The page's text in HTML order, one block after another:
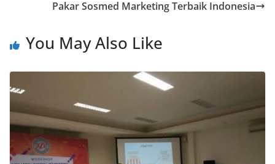
Pakar Sosmed Marketing Terbaik Indonesia
You May Also Like